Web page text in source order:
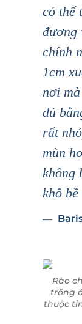
có thể
đương
chính
1cm
nơi
đủ
rất
mùn
không
khô bề
Rào
trồng
thuộc